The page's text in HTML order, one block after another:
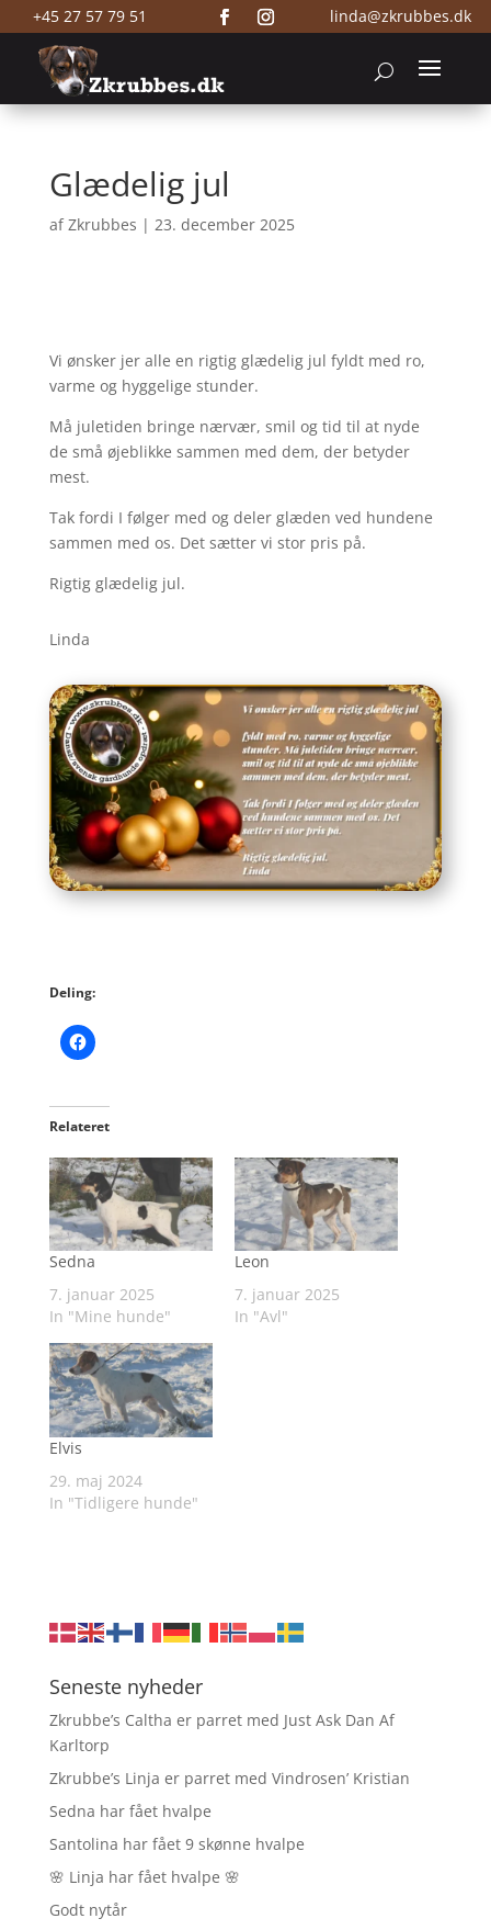
+45 27 57 79 51 linda@zkrubbes.dk
Glædelig jul
afZkrubbes | 23. december 2025
Vi ønsker jer alle en rigtig glædelig jul fyldt med ro,
varme og hyggelige stunder.
Må juletiden bringe nærvær, smil og tid til at nyde
de små øjeblikke sammen med dem, der betyder
mest.
Tak fordi I følger med og deler glæden ved hundene
sammen med os. Det sætter vi stor pris på.
Rigtig glædelig jul.
Linda
Deling:
Relateret
Sedna
7. januar 2025
In "Mine hunde"
Leon
7. januar 2025
In "Avl"
Elvis
29. maj 2024
In "Tidligere hunde"
Seneste nyheder
Zkrubbe’s Caltha er parret med Just Ask Dan Af
Karltorp
Zkrubbe’s Linja er parret med Vindrosen’ Kristian
Sedna har fået hvalpe
Santolina har fået 9 skønne hvalpe
🌸 Linja har fået hvalpe 🌸
Godt nytår